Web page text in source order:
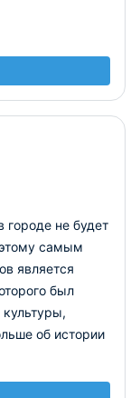
городе не будет
самым
является
был
культуры,
об истории